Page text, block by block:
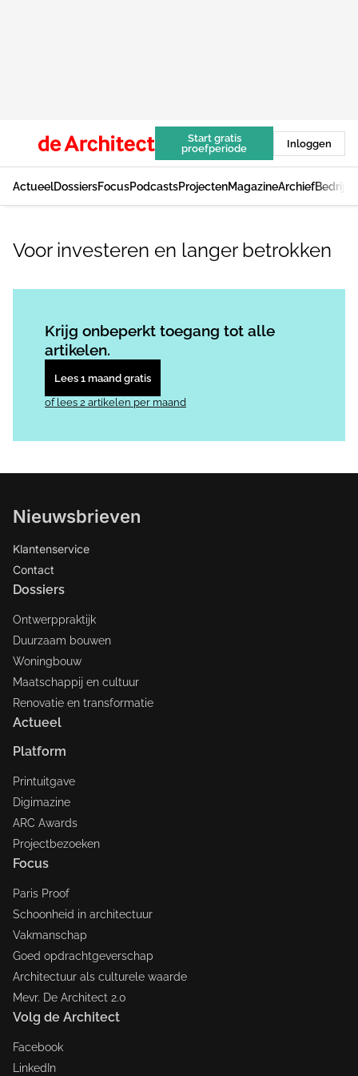
Start gratis
proefperiode
Inloggen
ActueelDossiersFocusPodcastsProjectenMagazineArchief
Voor investeren en langer betrokken
Krijg onbeperkt toegang tot alle
artikelen.
Lees 1 maand gratis
of lees 2 artikelen per maand
Nieuwsbrieven
Klantenservice
Contact
Dossiers
Ontwerppraktijk
Duurzaam bouwen
Woningbouw
Maatschappij en cultuur
Renovatie en transformatie
Actueel
Platform
Printuitgave
Digimazine
ARC Awards
Projectbezoeken
Focus
Paris Proof
Schoonheid in architectuur
Vakmanschap
Goed opdrachtgeverschap
Architectuur als culturele waarde
Mevr. De Architect 2.0
Volg de Architect
Facebook
LinkedIn